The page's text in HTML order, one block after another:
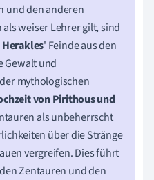
und den anderen
weiser Lehrer gilt, sind
Herakles' Feinde aus den
Gewalt und
mythologischen
von Pirithous und
als unbeherrscht
über die Stränge
vergreifen. Dies führt
Zentauren und den